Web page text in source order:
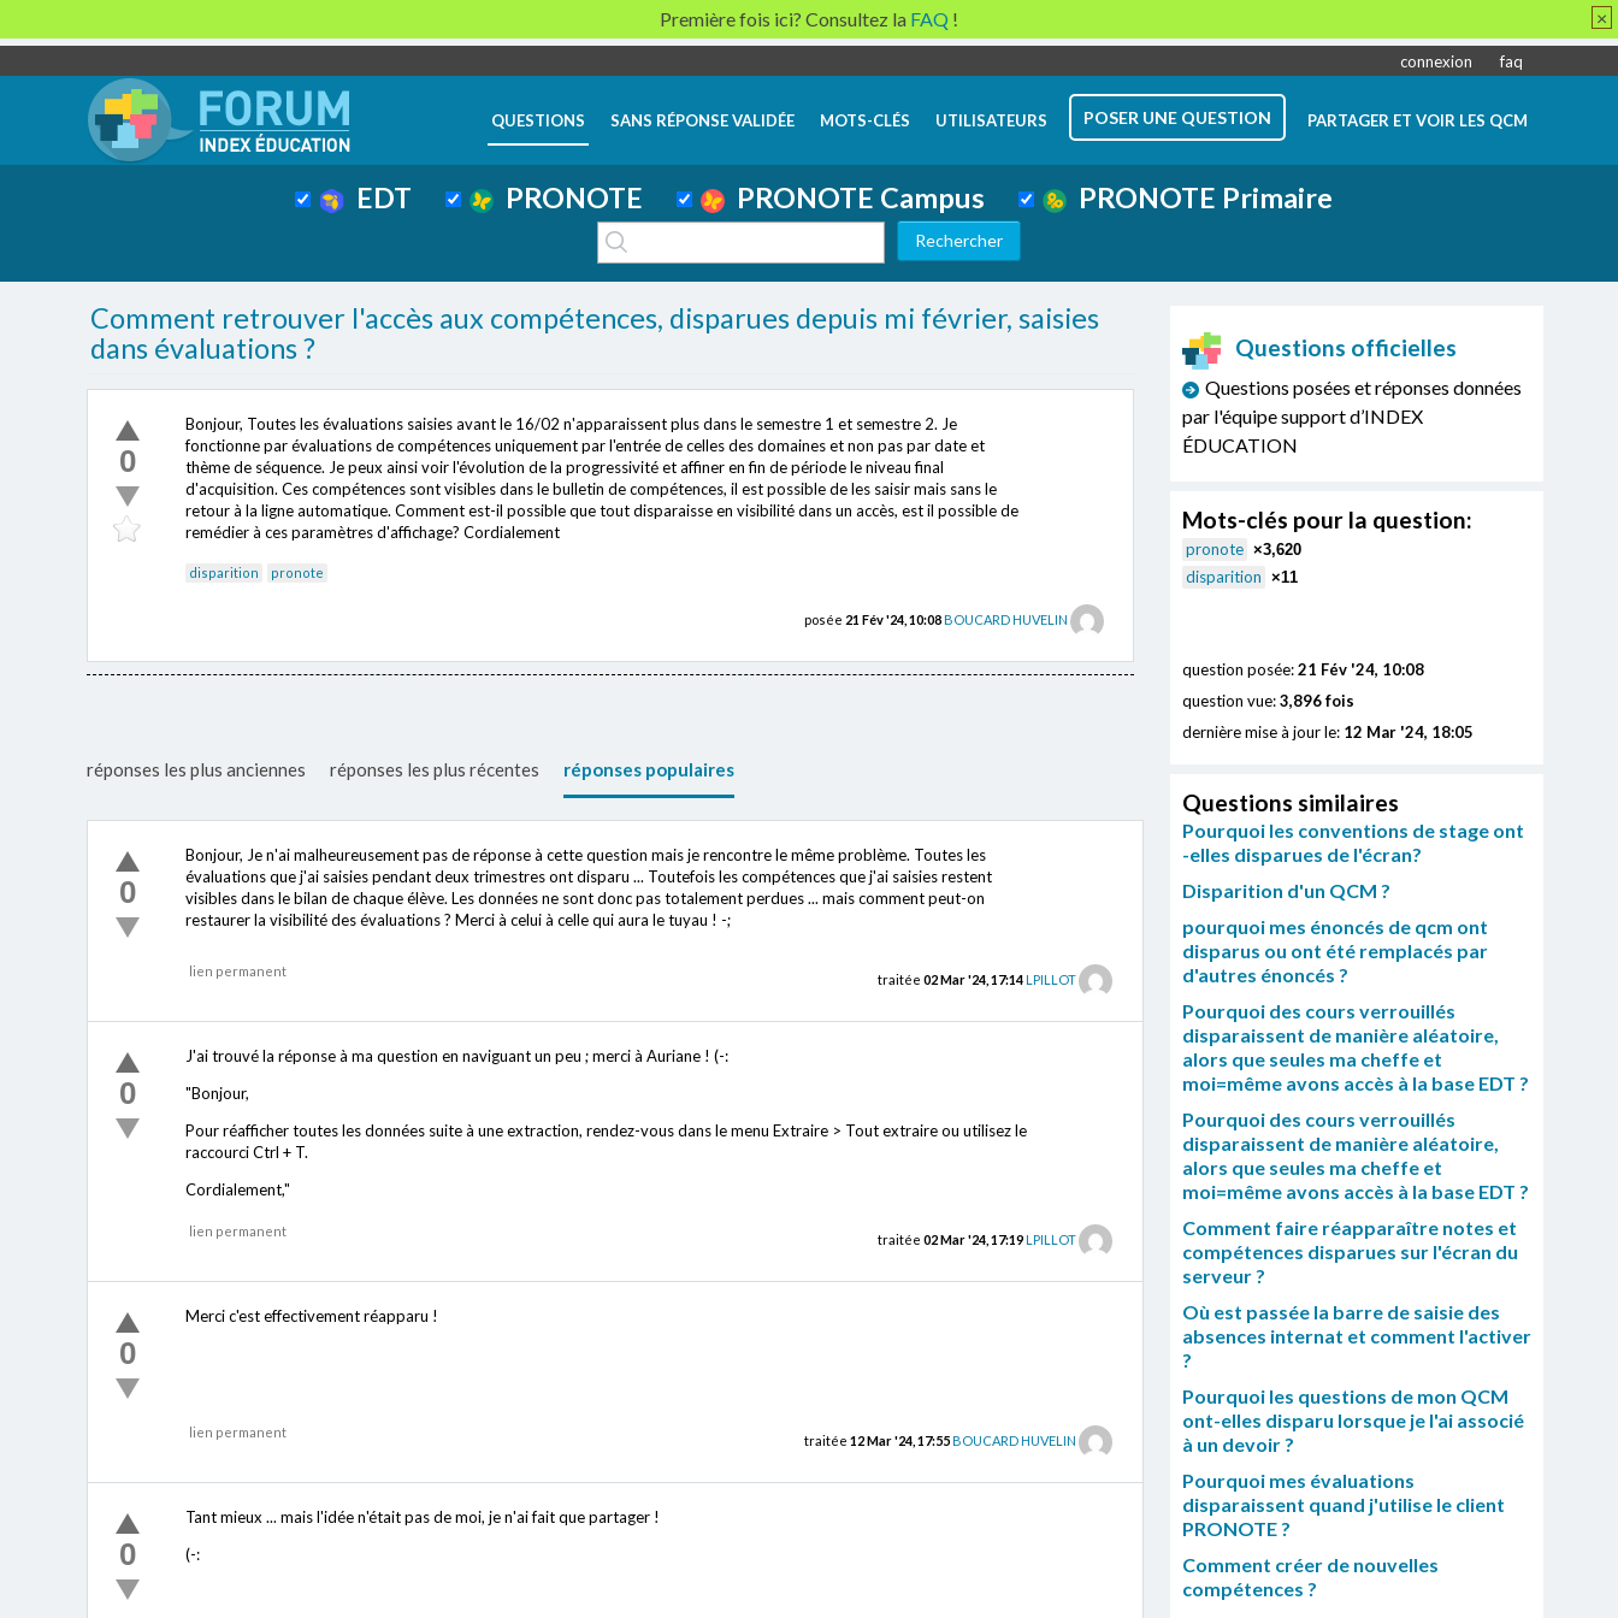
connexion faq
QUESTIONS SANS RÉPONSE VALIDÉE MOTS-CLÉS UTILISATEURS POSER UNE QUESTION PARTAGER ET VOIR LES QCM
EDT PRONOTE PRONOTE Campus PRONOTE Primaire
Comment retrouver l'accès aux compétences, disparues depuis mi février, saisies
dans évaluations ?
0
Bonjour, Toutes les évaluations saisies avant le 16/02 n'apparaissent plus dans le semestre 1 et semestre 2. Je
fonctionne par évaluations de compétences uniquement par l'entrée de celles des domaines et non pas par date et
thème de séquence. Je peux ainsi voir l'évolution de la progressivité et affiner en fin de période le niveau final
d'acquisition. Ces compétences sont visibles dans le bulletin de compétences, il est possible de les saisir mais sans le
retour à la ligne automatique. Comment est-il possible que tout disparaisse en visibilité dans un accès, est il possible de
remédier à ces paramètres d'affichage? Cordialement
disparition pronote
posée 21 Fév '24, 10:08BOUCARD HUVELIN
réponses les plus anciennes réponses les plus récentes réponses populaires
0
Bonjour, Je n'ai malheureusement pas de réponse à cette question mais je rencontre le même problème. Toutes les
évaluations que j'ai saisies pendant deux trimestres ont disparu ... Toutefois les compétences que j'ai saisies restent
visibles dans le bilan de chaque élève. Les données ne sont donc pas totalement perdues ... mais comment peut-on
restaurer la visibilité des évaluations ? Merci à celui à celle qui aura le tuyau ! -;
lien permanent
traitée 02 Mar '24, 17:14LPILLOT
0
J'ai trouvé la réponse à ma question en naviguant un peu ; merci à Auriane ! (-:
"Bonjour,
Pour réafficher toutes les données suite à une extraction, rendez-vous dans le menu Extraire > Tout extraire ou utilisez le
raccourci Ctrl + T.
Cordialement,"
lien permanent
traitée 02 Mar '24, 17:19LPILLOT
0
Merci c'est effectivement réapparu !
lien permanent
traitée 12 Mar '24, 17:55BOUCARD HUVELIN
0
Tant mieux ... mais l'idée n'était pas de moi, je n'ai fait que partager !
(-:
Questions officielles
Questions posées et réponses données
par l'équipe support d’INDEX
ÉDUCATION
Mots-clés pour la question:
pronote ×3,620
disparition ×11
question posée:21 Fév '24, 10:08
question vue:3,896 fois
dernière mise à jour le: 12 Mar '24, 18:05
Questions similaires
Pourquoi les conventions de stage ont
-elles disparues de l'écran?
Disparition d'un QCM ?
pourquoi mes énoncés de qcm ont
disparus ou ont été remplacés par
d'autres énoncés ?
Pourquoi des cours verrouillés
disparaissent de manière aléatoire,
alors que seules ma cheffe et
moi=même avons accès à la base EDT ?
Pourquoi des cours verrouillés
disparaissent de manière aléatoire,
alors que seules ma cheffe et
moi=même avons accès à la base EDT ?
Comment faire réapparaître notes et
compétences disparues sur l'écran du
serveur ?
Où est passée la barre de saisie des
absences internat et comment l'activer
?
Pourquoi les questions de mon QCM
ont-elles disparu lorsque je l'ai associé
à un devoir ?
Pourquoi mes évaluations
disparaissent quand j'utilise le client
PRONOTE ?
Comment créer de nouvelles
compétences ?
Première fois ici? Consultez la FAQ ! ×